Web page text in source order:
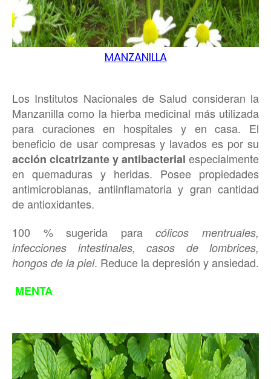
MANZANILLA
Los Institutos Nacionales de Salud consideran la
Manzanilla como la hierba medicinal más utilizada
para curaciones en hospitales y en casa. El
beneficio de usar compresas y lavados es por su
acción cicatrizante y antibacterial especialmente
en quemaduras y heridas. Posee propiedades
antimicrobianas, antiinflamatoria y gran cantidad
de antioxidantes.
100 % sugerida paracólicos mentruales,
infecciones intestinales, casos de lombrices,
hongos de la piel. Reduce la depresión y ansiedad.
MENTA